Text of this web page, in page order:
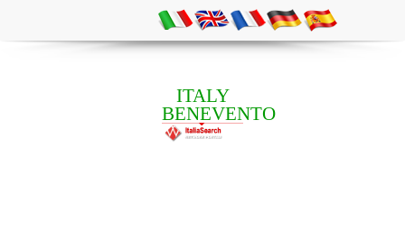
ITALY
BENEVENTO